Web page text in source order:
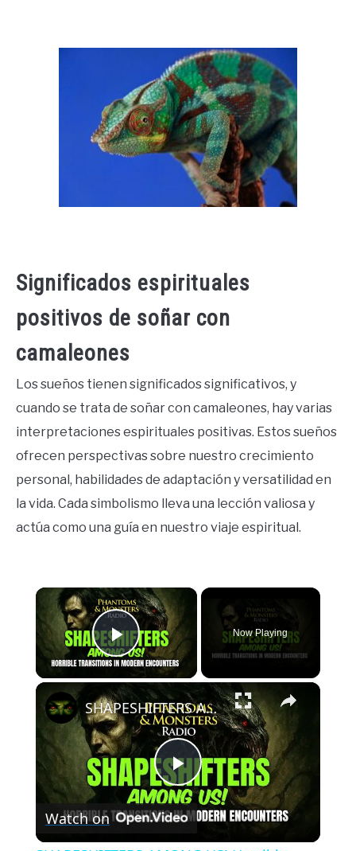
Significados espirituales
positivos de soñar con
camaleones
Los sueños tienen significados significativos, y
cuando se trata de soñar con camaleones, hay varias
interpretaciones espirituales positivas. Estos sueños
ofrecen perspectivas sobre nuestro crecimiento
personal, habilidades de adaptación y versatilidad en
la vida. Cada simbolismo lleva una lección valiosa y
actúa como una guía en nuestro viaje espiritual.
×
Play Video
Now Playing
×
Play
Video
SHAPESHIFTERS AMONG US! Horrible Transitions in Modern Encounters
Watch on